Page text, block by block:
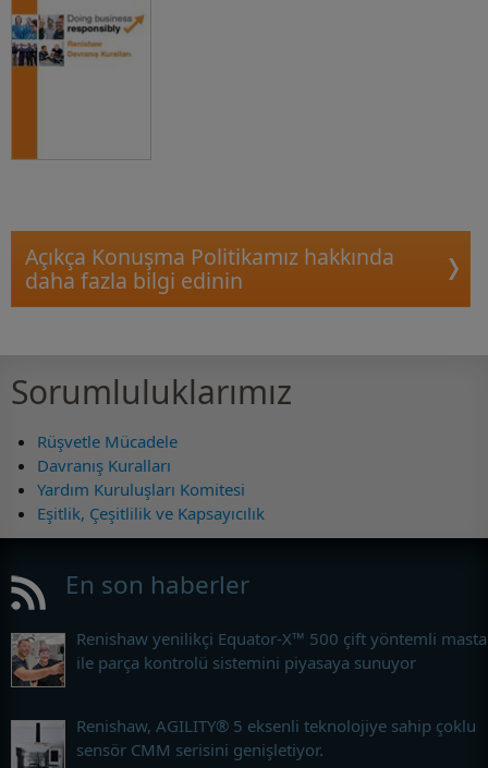
Açıkça Konuşma Politikamız hakkında
daha fazla bilgi edinin
Sorumluluklarımız
Rüşvetle Mücadele
Davranış Kuralları
Yardım Kuruluşları Komitesi
Eşitlik, Çeşitlilik ve Kapsayıcılık
En son haberler
Renishaw yenilikçi Equator-X™ 500 çift yöntemli
ile parça kontrolü sistemini piyasaya sunuyor
Renishaw, AGILITY® 5 eksenli teknolojiye sahip çoklu
sensör CMM serisini genişletiyor.